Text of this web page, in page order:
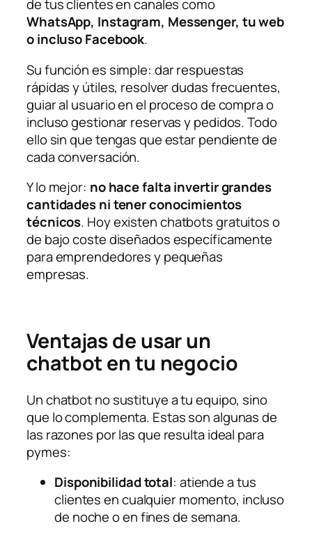
de tus clientes en canales como
WhatsApp, Instagram, Messenger, tu web
o incluso Facebook.
Su función es simple: dar respuestas
rápidas y útiles, resolver dudas frecuentes,
guiar al usuario en el proceso de compra o
incluso gestionar reservas y pedidos. Todo
ello sin que tengas que estar pendiente de
cada conversación.
Y lo mejor: no hace falta invertir grandes
cantidades ni tener conocimientos
técnicos. Hoy existen chatbots gratuitos o
de bajo coste diseñados específicamente
para emprendedores y pequeñas
empresas.
Ventajas de usar un
chatbot en tu negocio
Un chatbot no sustituye a tu equipo, sino
que lo complementa. Estas son algunas de
las razones por las que resulta ideal para
pymes:
Disponibilidad total: atiende a tus
clientes en cualquier momento, incluso
de noche o en fines de semana.